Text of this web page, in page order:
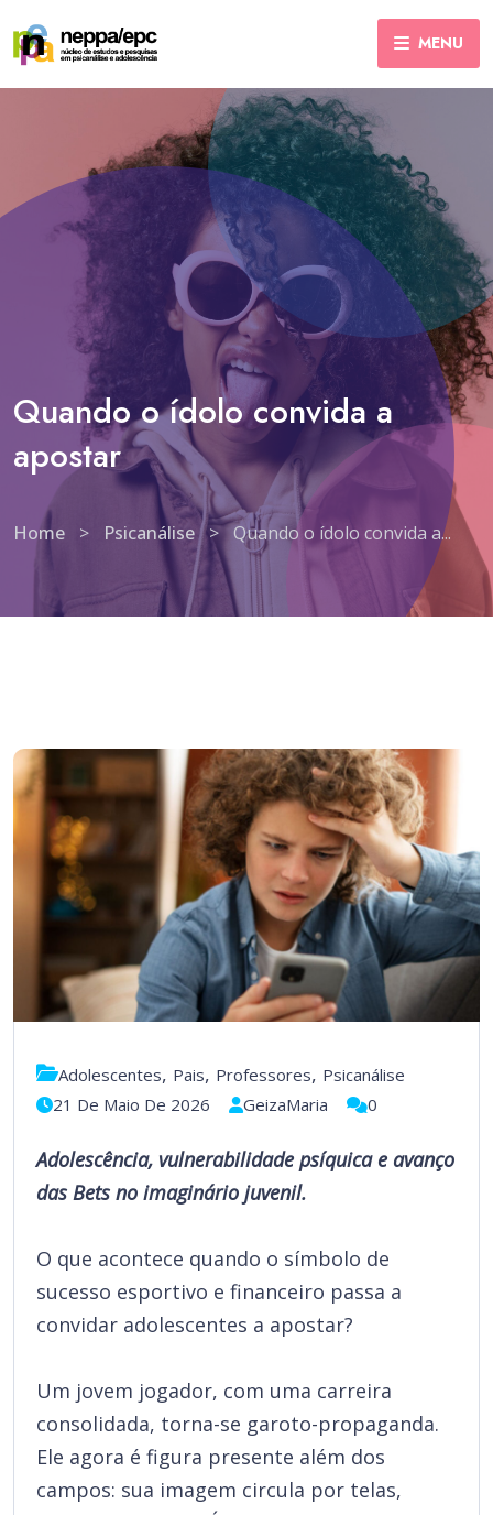
MENU
Quando o ídolo convida a
apostar
Home > Psicanálise > Quando o ídolo convida a...
Adolescentes, Pais, Professores, Psicanálise
21 De Maio De 2026
GeizaMaria 0
Adolescência, vulnerabilidade psíquica e avanço
das Bets no imaginário juvenil.
O que acontece quando o símbolo de
sucesso esportivo e financeiro passa a
convidar adolescentes a apostar?
Um jovem jogador, com uma carreira
consolidada, torna-se garoto-propaganda.
Ele agora é figura presente além dos
campos: sua imagem circula por telas,